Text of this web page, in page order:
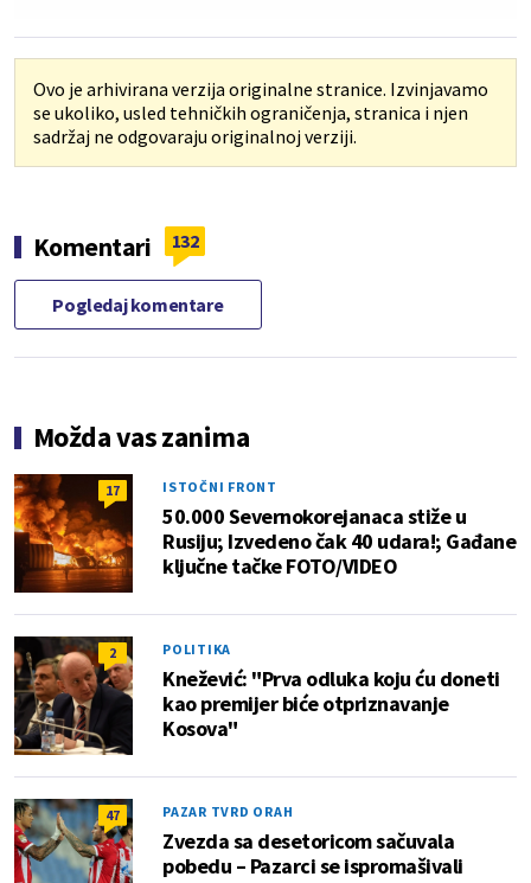
Ovo je arhivirana verzija originalne stranice. Izvinjavamo
se ukoliko, usled tehničkih ograničenja, stranica i njen
sadržaj ne odgovaraju originalnoj verziji.
Komentari 132
Pogledaj komentare
Možda vas zanima
17 ISTOČNI FRONT
50.000 Severnokorejanaca stiže u
Rusiju; Izvedeno čak 40 udara!; Gađane
ključne tačke FOTO/VIDEO
2 POLITIKA
Knežević: "Prva odluka koju ću doneti
kao premijer biće otpriznavanje
Kosova"
47 PAZAR TVRD ORAH
Zvezda sa desetoricom sačuvala
pobedu – Pazarci se ispromašivali